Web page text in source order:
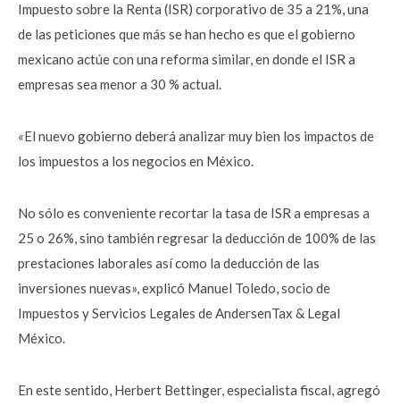
Impuesto sobre la Renta (ISR) corporativo de 35 a 21%, una
de las peticiones que más se han hecho es que el gobierno
mexicano actúe con una reforma similar, en donde el ISR a
empresas sea menor a 30 % actual.
«El nuevo gobierno deberá analizar muy bien los impactos de
los impuestos a los negocios en México.
No sólo es conveniente recortar la tasa de ISR a empresas a
25 o 26%, sino también regresar la deducción de 100% de las
prestaciones laborales así como la deducción de las
inversiones nuevas», explicó Manuel Toledo, socio de
Impuestos y Servicios Legales de AndersenTax & Legal
México.
En este sentido, Herbert Bettinger, especialista fiscal, agregó